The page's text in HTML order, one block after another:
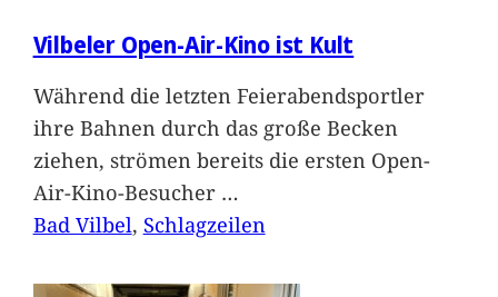
Vilbeler Open-Air-Kino ist Kult
Während die letzten Feierabendsportler
ihre Bahnen durch das große Becken
ziehen, strömen bereits die ersten Open-
Air-Kino-Besucher …
Bad Vilbel, Schlagzeilen